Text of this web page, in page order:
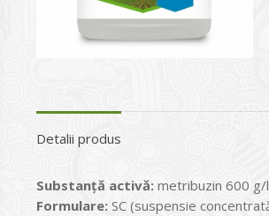
Detalii produs
Substanţă activă: metribuzin 600 g/l
Formulare: SC (suspensie